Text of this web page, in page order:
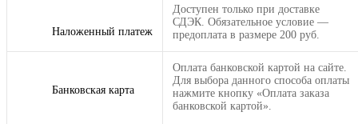
Наложенный платеж
Доступен только при доставке
СДЭК. Обязательное условие —
предоплата в размере 200 руб.
Банковская карта
Оплата банковской картой на сайте.
Для выбора данного способа оплаты
нажмите кнопку «Оплата заказа
банковской картой».